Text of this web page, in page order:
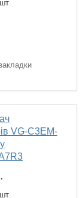
шт
VG-C3EM-
шт